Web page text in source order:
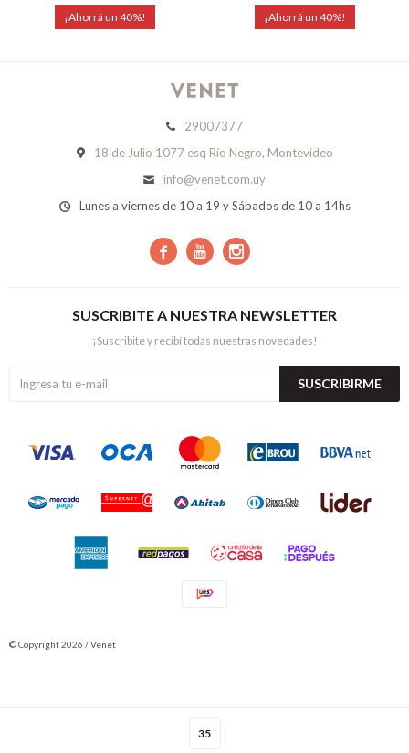
35
40 40
29007377
18 de Julio 1077 esq Río Negro, Montevideo
info@venet.com.uy
Lunes a viernes de 10 a 19 y Sábados de 10 a 14hs
  
SUSCRIBITE A NUESTRA NEWSLETTER
¡Suscribite y recibí todas nuestras novedades!
SUSCRIBIRME
© Copyright 2026 / Venet